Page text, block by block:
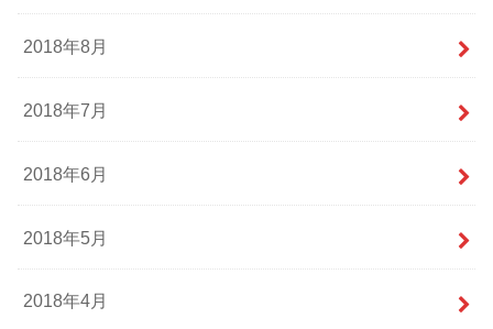
2018年8月
2018年7月
2018年6月
2018年5月
2018年4月